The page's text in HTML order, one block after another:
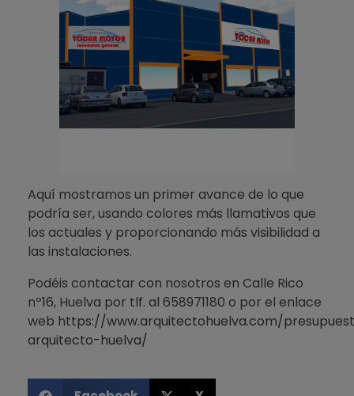
Aquí mostramos un primer avance de lo que
podría ser, usando colores más llamativos que
los actuales y proporcionando más visibilidad a
las instalaciones.
Podéis contactar con nosotros en Calle Rico
nº16, Huelva por tlf. al 658971180 o por el enlace
web https://www.arquitectohuelva.com/
arquitecto-huelva/